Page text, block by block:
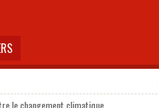
le changement climatique